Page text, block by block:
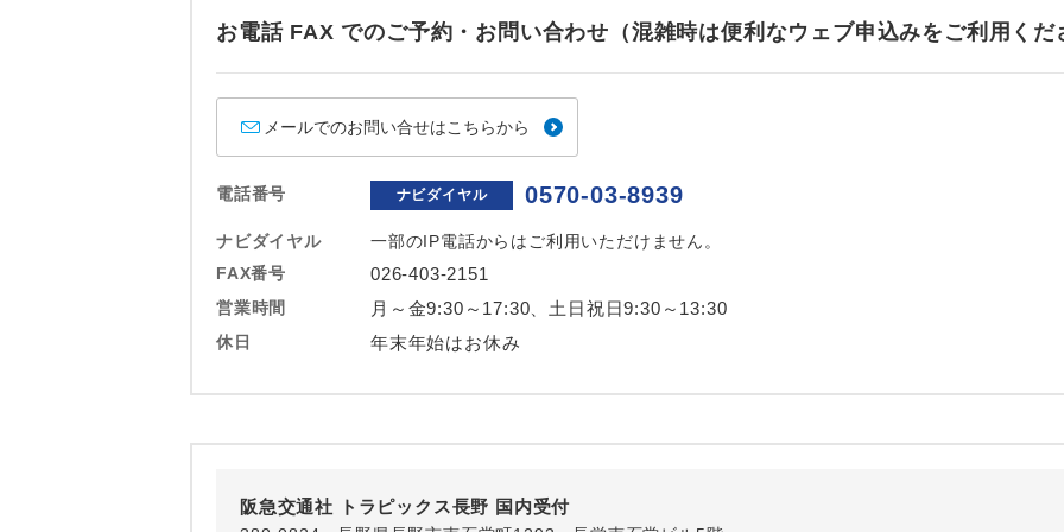
お電話 FAX でのご予約・お問い合わせ（混雑時は便利なウェブ申込みをご利用くだ
メールでのお問い合せはこちらから
電話番号 ナビダイヤル 0570-03-8939
ナビダイヤル
一部のIP電話からはご利用いただけません。
FAX番号
026-403-2151
営業時間 月～金9:30～17:30、土日祝日9:30～13:30
休日 年末年始はお休み
阪急交通社 トラピックス長野 国内受付
おひとり様バス2席利用 おひとり様でバス席を2席利⽤できます。